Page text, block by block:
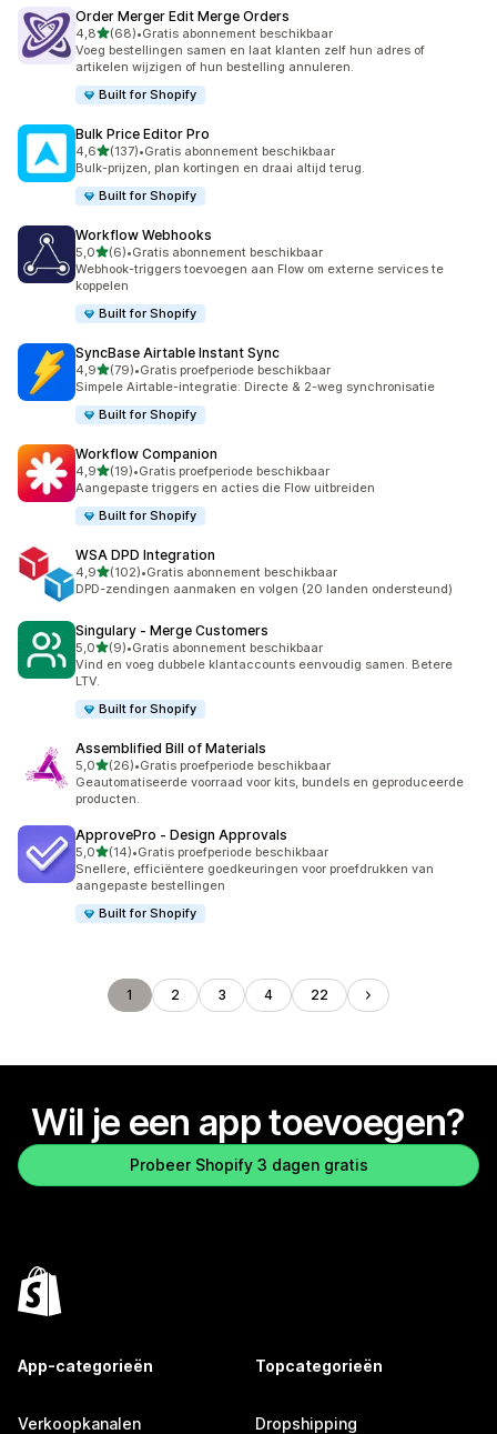
Order Merger Edit Merge Orders
4,8van 5 sterren
(68)
68 recensies in totaal
•Gratis abonnement beschikbaar
Voeg bestellingen samen en laat klanten zelf hun adres of
artikelen wijzigen of hun bestelling annuleren.
Built for Shopify
Bulk Price Editor Pro
4,6van 5 sterren
(137)
137 recensies in totaal
•Gratis abonnement beschikbaar
Bulk-prijzen, plan kortingen en draai altijd terug.
Built for Shopify
Workflow Webhooks
5,0van 5 sterren
(6)
6 recensies in totaal
•Gratis abonnement beschikbaar
Webhook-triggers toevoegen aan Flow om externe services te
koppelen
Built for Shopify
SyncBase Airtable Instant Sync
4,9van 5 sterren
(79)
79 recensies in totaal
•Gratis proefperiode beschikbaar
Simpele Airtable-integratie: Directe & 2-weg synchronisatie
Built for Shopify
Workflow Companion
4,9van 5 sterren
(19)
19 recensies in totaal
•Gratis proefperiode beschikbaar
Aangepaste triggers en acties die Flow uitbreiden
Built for Shopify
WSA DPD Integration
4,9van 5 sterren
(102)
102 recensies in totaal
•Gratis abonnement beschikbaar
DPD-zendingen aanmaken en volgen (20 landen ondersteund)
Singulary ‑ Merge Customers
5,0van 5 sterren
(9)
9 recensies in totaal
•Gratis abonnement beschikbaar
Vind en voeg dubbele klantaccounts eenvoudig samen. Betere
LTV.
Built for Shopify
Assemblified Bill of Materials
5,0van 5 sterren
(26)
26 recensies in totaal
•Gratis proefperiode beschikbaar
Geautomatiseerde voorraad voor kits, bundels en geproduceerde
producten.
ApprovePro ‑ Design Approvals
5,0van 5 sterren
(14)
14 recensies in totaal
•Gratis proefperiode beschikbaar
Snellere, efficiëntere goedkeuringen voor proefdrukken van
aangepaste bestellingen
Built for Shopify
1 2 3 4 22
Wil je een app toevoegen?
Probeer Shopify 3 dagen gratis
App-categorieën
Verkoopkanalen
Topcategorieën
Dropshipping